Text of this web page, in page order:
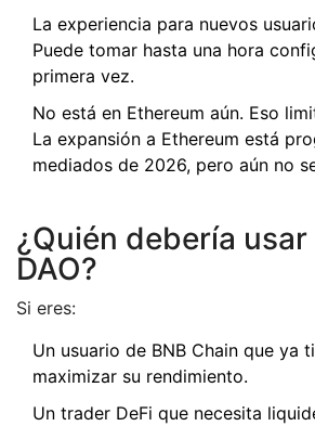
La experiencia para nuevos
Puede tomar hasta una hora
primera vez.
No está en Ethereum aún. Eso
La expansión a Ethereum está
mediados de 2026, pero aún no
¿Quién debería usar
DAO?
Si eres:
Un usuario de BNB Chain que ya
maximizar su rendimiento.
Un trader DeFi que necesita